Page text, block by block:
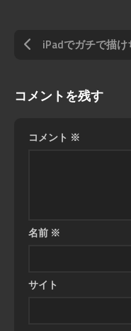
iPadでガチで描
コメントを残す
コメント ※
名前 ※
サイト